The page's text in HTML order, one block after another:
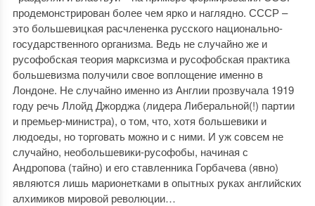
продемонстрирован более чем ярко и наглядно. СССР –
это большевицкая расчлененка русского национально-
государственного организма. Ведь не случайно же и
русофобская теория марксизма и русофобская практика
большевизма получили свое воплощение именно в
Лондоне. Не случайно именно из Англии прозвучала 1919
году речь Ллойд Джорджа (лидера Либеральной(!) партии
и премьер-министра), о том, что, хотя большевики и
людоеды, но торговать можно и с ними. И уж совсем не
случайно, необольшевики-русофобы, начиная с
Андропова (тайно) и его ставленника Горбачева (явно)
являются лишь марионетками в опытных руках английских
алхимиков мировой революции…